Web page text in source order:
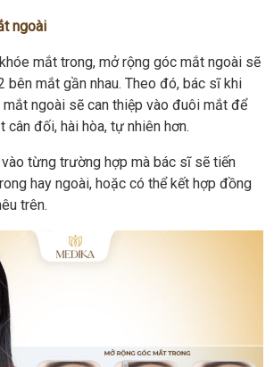
ngoài
mắt trong, mở rộng góc mắt ngoài sẽ
bên mắt gần nhau. Theo đó, bác sĩ khi
ngoài sẽ can thiệp vào đuôi mắt để
cân đối, hài hòa, tự nhiên hơn.
từng trường hợp mà bác sĩ sẽ tiến
hay ngoài, hoặc có thể kết hợp đồng
trên.